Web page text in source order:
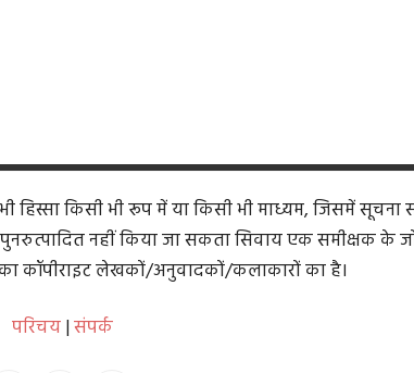
भी हिस्सा किसी भी रूप में या किसी भी माध्यम, जिसमें
नहीं किया जा सकता सिवाय एक समीक्षक के जो
कॉपीराइट लेखकों/अनुवादकों/कलाकारों का है।
परिचय|संपर्क